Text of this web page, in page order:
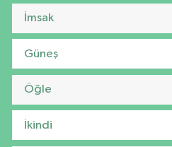
İmsak
Güneş
Öğle
İkindi